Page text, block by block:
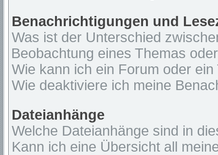
Benachrichtigungen und
Was ist der Unterschied
Beobachtung eines Themas
Wie kann ich ein Forum oder
Wie deaktiviere ich meine
Dateianhänge
Welche Dateianhänge sind in
Kann ich eine Übersicht all